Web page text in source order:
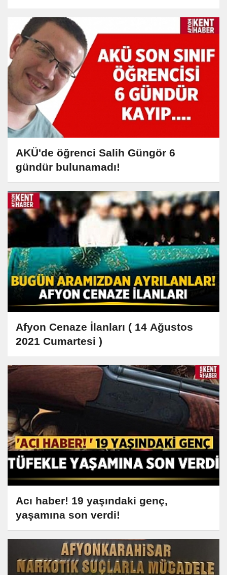
AKÜ'de öğrenci Salih Güngör 6
gündür bulunamadı!
Afyon Cenaze İlanları ( 14 Ağustos
2021 Cumartesi )
Acı haber! 19 yaşındaki genç,
yaşamına son verdi!